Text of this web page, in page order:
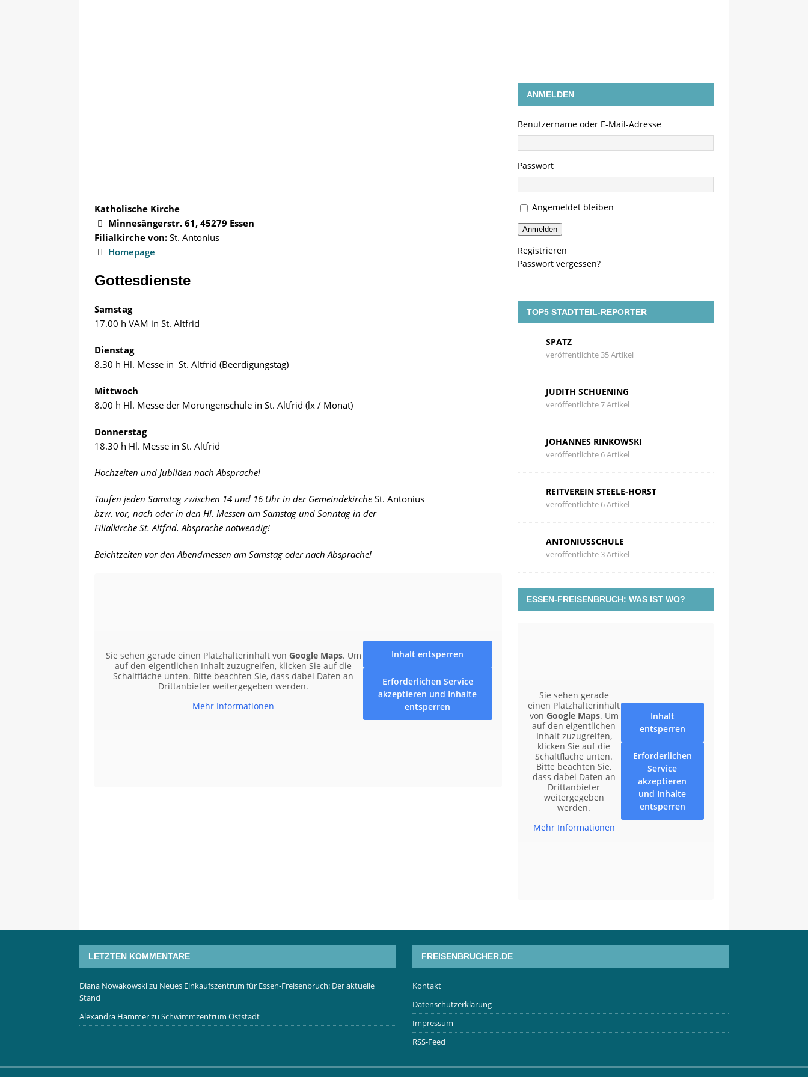
Katholische Kirche

Minnesängerstr. 61, 45279 Essen
Filialkirche von: St. Antonius
 Homepage
Gottesdienste
Samstag
17.00 h VAM in St. Altfrid
Dienstag
8.30 h Hl. Messe in St. Altfrid (Beerdigungstag)
Mittwoch
8.00 h Hl. Messe der Morungenschule in St. Altfrid (lx / Monat)
Donnerstag
18.30 h Hl. Messe in St. Altfrid
Hochzeiten und Jubiläen nach Absprache!
Taufen jeden Samstag zwischen 14 und 16 Uhr in der Gemeindekirche St. Antonius
bzw. vor, nach oder in den Hl. Messen am Samstag und Sonntag in der
Filialkirche St. Altfrid. Absprache notwendig!
Beichtzeiten vor den Abendmessen am Samstag oder nach Absprache!
Sie sehen gerade einen Platzhalterinhalt von Google Maps. Um
auf den eigentlichen Inhalt zuzugreifen, klicken Sie auf die
Schaltfläche unten. Bitte beachten Sie, dass dabei Daten an
Drittanbieter weitergegeben werden.
Mehr Informationen
Inhalt entsperren
Erforderlichen Service
akzeptieren und Inhalte
entsperren
ANMELDEN
Benutzername oder E-Mail-Adresse
Passwort
Angemeldet bleiben
Anmelden
Registrieren
Passwort vergessen?
TOP5 STADTTEIL-REPORTER
SPATZ
veröffentlichte 35 Artikel
JUDITH SCHUENING
veröffentlichte 7 Artikel
JOHANNES RINKOWSKI
veröffentlichte 6 Artikel
REITVEREIN STEELE-HORST
veröffentlichte 6 Artikel
ANTONIUSSCHULE
veröffentlichte 3 Artikel
ESSEN-FREISENBRUCH: WAS IST WO?
Sie sehen gerade
einen Platzhalterinhalt
von Google Maps. Um
auf den eigentlichen
Inhalt zuzugreifen,
klicken Sie auf die
Schaltfläche unten.
Bitte beachten Sie,
dass dabei Daten an
Drittanbieter
weitergegeben
werden.
Mehr Informationen
Inhalt
entsperren
Erforderlichen
Service
akzeptieren
und Inhalte
entsperren
LETZTEN KOMMENTARE
Diana Nowakowskizu Neues Einkaufszentrum für Essen-Freisenbruch: Der aktuelle
Stand
Alexandra Hammerzu Schwimmzentrum Oststadt
FREISENBRUCHER.DE
Kontakt
Datenschutzerklärung
Impressum
RSS-Feed